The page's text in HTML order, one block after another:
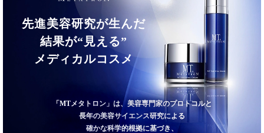
先進美容研究が生んだ
結果が“見える”
メディカルコスメ
「MTメタトロン」は、美容専門家のプロトコルと
長年の美容サイエンス研究による
確かな科学的根拠に基づき、